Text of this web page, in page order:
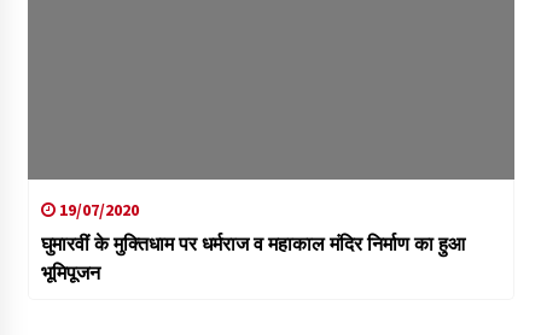
19/07/2020
घुमारवीं के मुक्तिधाम पर धर्मराज व महाकाल मंदिर निर्माण का हुआ
भूमिपूजन